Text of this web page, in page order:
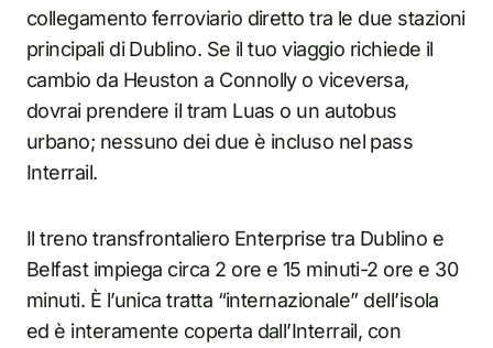
collegamento ferroviario diretto tra le due stazioni
principali di Dublino. Se il tuo viaggio richiede il
cambio da Heuston a Connolly o viceversa,
dovrai prendere il tram Luas o un autobus
urbano; nessuno dei due è incluso nel pass
Interrail.
Il treno transfrontaliero Enterprise tra Dublino e
Belfast impiega circa 2 ore e 15 minuti-2 ore e 30
minuti. È l’unica tratta “internazionale” dell’isola
ed è interamente coperta dall’Interrail, con